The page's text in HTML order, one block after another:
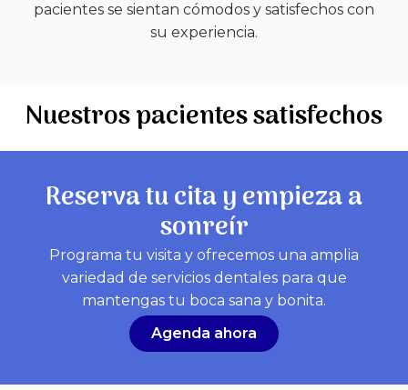
pacientes se sientan cómodos y satisfechos con
su experiencia.
Nuestros pacientes satisfechos
Reserva tu cita y empieza a
sonreír
Programa tu visita y ofrecemos una amplia
variedad de servicios dentales para que
mantengas tu boca sana y bonita.
Agenda ahora